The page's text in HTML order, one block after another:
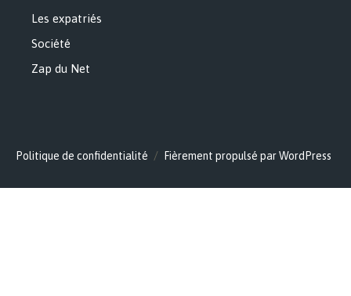
Les expatriés
Société
Zap du Net
Politique de confidentialité Fièrement propulsé par WordPress